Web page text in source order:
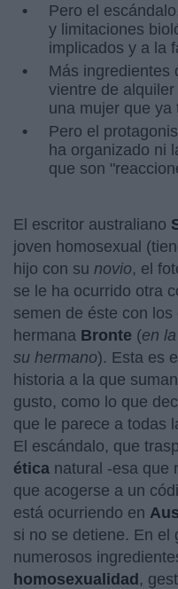
Pero el
y limitaciones
implicados y a la
Más ingredientes
vientre de
una mujer que ya
Pero el
ha organizado ni
que son
El escritor australiano
joven homosexual
hijo con su novio, el
se le ha ocurrido otra
semen de éste con
hermana Bronte (en
su hermano). Esta es
historia a la que
gusto, como lo que
que le parece a todas
El escándalo, que
ética natural -esa que
que acogerse a un
está ocurriendo en
si no se detiene. En el
numerosos
homosexualidad,